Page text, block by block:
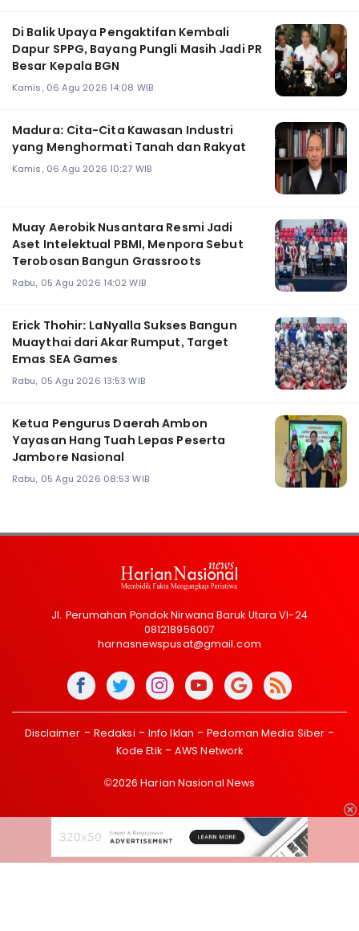
Di Balik Upaya Pengaktifan Kembali
Dapur SPPG, Bayang Pungli Masih Jadi PR
Besar Kepala BGN
Kamis, 06 Agu 2026 14:08 WIB
Madura: Cita-Cita Kawasan Industri
yang Menghormati Tanah dan Rakyat
Kamis, 06 Agu 2026 10:27 WIB
Muay Aerobik Nusantara Resmi Jadi
Aset Intelektual PBMI, Menpora Sebut
Terobosan Bangun Grassroots
Rabu, 05 Agu 2026 14:02 WIB
Erick Thohir: LaNyalla Sukses Bangun
Muaythai dari Akar Rumput, Target
Emas SEA Games
Rabu, 05 Agu 2026 13:53 WIB
Ketua Pengurus Daerah Ambon
Yayasan Hang Tuah Lepas Peserta
Jambore Nasional
Rabu, 05 Agu 2026 08:53 WIB
Jl. Perumahan Pondok Nirwana Baruk Utara VI-24
081218956007
harnasnewspusat@gmail.com
Disclaimer Redaksi Info Iklan
Pedoman Media Siber
Kode Etik
AWS Network
©2026 Harian Nasional News